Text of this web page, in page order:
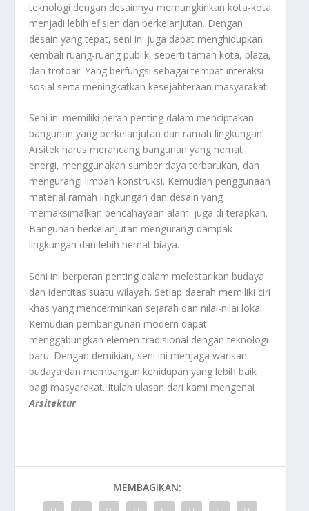
teknologi dengan desainnya memungkinkan kota-kota
menjadi lebih efisien dan berkelanjutan. Dengan
desain yang tepat, seni ini juga dapat menghidupkan
kembali ruang-ruang publik, seperti taman kota, plaza,
dan trotoar. Yang berfungsi sebagai tempat interaksi
sosial serta meningkatkan kesejahteraan masyarakat.
Seni ini memiliki peran penting dalam menciptakan
bangunan yang berkelanjutan dan ramah lingkungan.
Arsitek harus merancang bangunan yang hemat
energi, menggunakan sumber daya terbarukan, dan
mengurangi limbah konstruksi. Kemudian penggunaan
material ramah lingkungan dan desain yang
memaksimalkan pencahayaan alami juga di terapkan.
Bangunan berkelanjutan mengurangi dampak
lingkungan dan lebih hemat biaya.
Seni ini berperan penting dalam melestarikan budaya
dan identitas suatu wilayah. Setiap daerah memiliki ciri
khas yang mencerminkan sejarah dan nilai-nilai lokal.
Kemudian pembangunan modern dapat
menggabungkan elemen tradisional dengan teknologi
baru. Dengan demikian, seni ini menjaga warisan
budaya dan membangun kehidupan yang lebih baik
bagi masyarakat. Itulah ulasan dari kami mengenai
Arsitektur.
MEMBAGIKAN: